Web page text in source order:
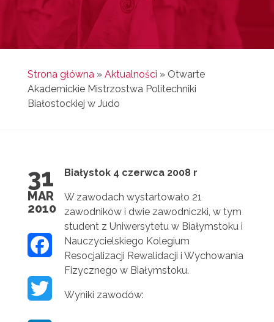
Strona główna» Aktualności » Otwarte
Akademickie Mistrzostwa Politechniki
Białostockiej w Judo
31
MAR
2010
Białystok 4 czerwca 2008 r
W zawodach wystartowało 21
zawodników i dwie zawodniczki, w tym
student z Uniwersytetu w Białymstoku i
Nauczycielskiego Kolegium
Resocjalizacji Rewalidacji i Wychowania
Fizycznego w Białymstoku.
Wyniki zawodów: